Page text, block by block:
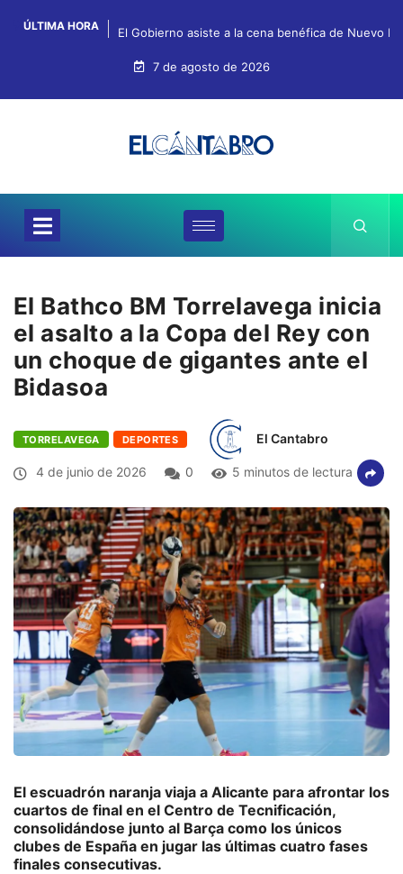
ÚLTIMA HORA El Gobierno asiste a la cena benéfica de Nuevo
7 de agosto de 2026
El Bathco BM Torrelavega inicia
el asalto a la Copa del Rey con
un choque de gigantes ante el
Bidasoa
TORRELAVEGA DEPORTES El Cantabro
4 de junio de 2026 0 5 minutos de lectura
El escuadrón naranja viaja a Alicante para afrontar los
cuartos de final en el Centro de Tecnificación,
consolidándose junto al Barça como los únicos
clubes de España en jugar las últimas cuatro fases
finales consecutivas.